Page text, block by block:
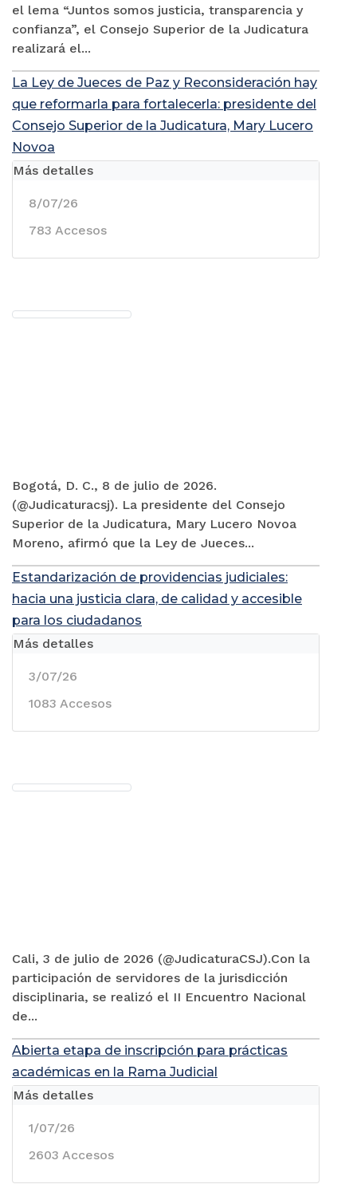
el lema “Juntos somos justicia, transparencia y
confianza”, el Consejo Superior de la Judicatura
realizará el...
La Ley de Jueces de Paz y Reconsideración hay
que reformarla para fortalecerla: presidente del
Consejo Superior de la Judicatura, Mary Lucero
Novoa
Bogotá, D. C., 8 de julio de 2026.
(@Judicaturacsj). La presidente del Consejo
Superior de la Judicatura, Mary Lucero Novoa
Moreno, afirmó que la Ley de Jueces...
Más detalles
8/07/26
783 Accesos
Estandarización de providencias judiciales:
hacia una justicia clara, de calidad y accesible
para los ciudadanos
Cali, 3 de julio de 2026 (@JudicaturaCSJ).Con la
participación de servidores de la jurisdicción
disciplinaria, se realizó el II Encuentro Nacional
de...
Más detalles
3/07/26
1083 Accesos
Abierta etapa de inscripción para prácticas
académicas en la Rama Judicial
Más detalles
1/07/26
2603 Accesos